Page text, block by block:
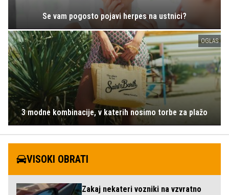
Se vam pogosto pojavi herpes na ustnici?
OGLAS
3 modne kombinacije, v katerih nosimo torbe za plažo
VISOKI OBRATI
Zakaj nekateri vozniki na vzvratno